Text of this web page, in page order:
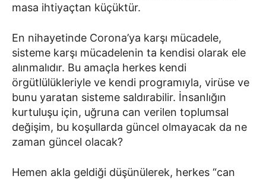
masa ihtiyaçtan küçüktür.
En nihayetinde Corona’ya karşı mücadele,
sisteme karşı mücadelenin ta kendisi olarak ele
alınmalıdır. Bu amaçla herkes kendi
örgütlülükleriyle ve kendi programıyla, virüse ve
bunu yaratan sisteme saldırabilir. İnsanlığın
kurtuluşu için, uğruna can verilen toplumsal
değişim, bu koşullarda güncel olmayacak da ne
zaman güncel olacak?
Hemen akla geldiği düşünülerek, herkes “can